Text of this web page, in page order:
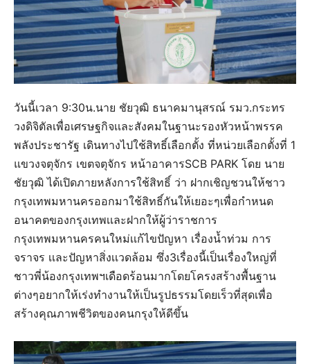
วันนี้เวลา 9:30น.นาย ชัยวุฒิ ธนาคมานุสรณ์ รมว.กระทร
วงดิจิตัลเพื่อเศรษฐกิจเเละสังคมในฐานะรองหัวหน้าพรรค
พลังประชารัฐ เดินทางไปใช้สิทธิ์เลือกตั้ง ที่หน่วยเลือกตั้งที่ 1
แขวงจตุจักร เขตจตุจักร หน้าอาคารSCB PARK โดย นาย
ชัยวุฒิ ได้เปิดภายหลังการใช้สิทธิ์ ว่า ฝากเชิญชวนให้ชาว
กรุงเทพมหานครออกมาใช้สิทธิ์กันให้เยอะๆเพื่อกำหนด
อนาคตของกรุงเทพเเละฝากให้ผู้ว่าราชการ
กรุงเทพมหานครคนใหม่เเก้ไขปัญหา เรื่องน้ำท่วม การ
จราจร เเละปัญหาสิ่งเเวดล้อม ​ซึ่ง3เรื่องนี้เป็นเรื่องใหญ่​ที่
ชาวพี่น้อง​กรุงเทพฯ​เดือดร้อน​มากโดยโครงสร้างพื้นฐาน
ต่างๆอยากให้เร่งทำงานให้เป็นรูปธรรม​โดยเร็วที่สุดเพื่อ
สร้างคุณภาพชีวิตของคนกรุงให้ดีขึ้น